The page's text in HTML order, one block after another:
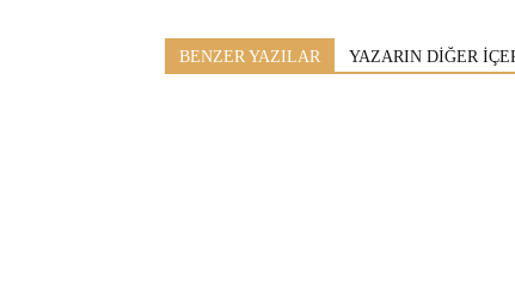
BENZER YAZILAR YAZARIN DİĞER